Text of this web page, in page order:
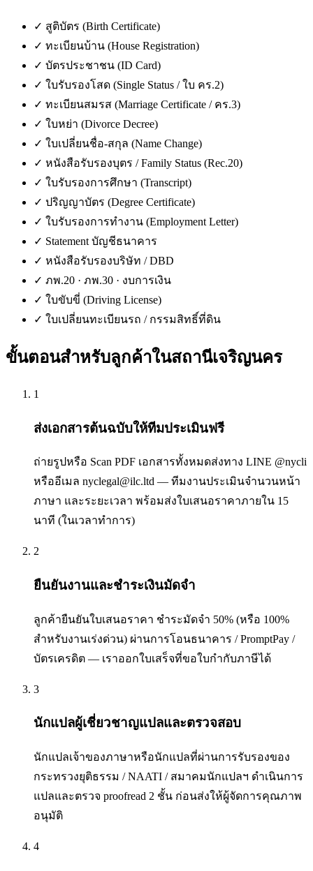
✓ สูติบัตร (Birth Certificate)
✓ ทะเบียนบ้าน (House Registration)
✓ บัตรประชาชน (ID Card)
✓ ใบรับรองโสด (Single Status / ใบ คร.2)
✓ ทะเบียนสมรส (Marriage Certificate / คร.3)
✓ ใบหย่า (Divorce Decree)
✓ ใบเปลี่ยนชื่อ-สกุล (Name Change)
✓ หนังสือรับรองบุตร / Family Status (Rec.20)
✓ ใบรับรองการศึกษา (Transcript)
✓ ปริญญาบัตร (Degree Certificate)
✓ ใบรับรองการทำงาน (Employment Letter)
✓ Statement บัญชีธนาคาร
✓ หนังสือรับรองบริษัท / DBD
✓ ภพ.20 · ภพ.30 · งบการเงิน
✓ ใบขับขี่ (Driving License)
✓ ใบเปลี่ยนทะเบียนรถ / กรรมสิทธิ์ที่ดิน
ขั้นตอนสำหรับลูกค้าในสถานีเจริญนคร
1
ส่งเอกสารต้นฉบับให้ทีมประเมินฟรี
ถ่ายรูปหรือ Scan PDF เอกสารทั้งหมดส่งทาง LINE @nycli
หรืออีเมล nyclegal@ilc.ltd — ทีมงานประเมินจำนวนหน้า
ภาษา และระยะเวลา พร้อมส่งใบเสนอราคาภายใน 15
นาที (ในเวลาทำการ)
2
ยืนยันงานและชำระเงินมัดจำ
ลูกค้ายืนยันใบเสนอราคา ชำระมัดจำ 50% (หรือ 100%
สำหรับงานเร่งด่วน) ผ่านการโอนธนาคาร / PromptPay /
บัตรเครดิต — เราออกใบเสร็จที่ขอใบกำกับภาษีได้
3
นักแปลผู้เชี่ยวชาญแปลและตรวจสอบ
นักแปลเจ้าของภาษาหรือนักแปลที่ผ่านการรับรองของ
กระทรวงยุติธรรม / NAATI / สมาคมนักแปลฯ ดำเนินการ
แปลและตรวจ proofread 2 ชั้น ก่อนส่งให้ผู้จัดการคุณภาพ
อนุมัติ
4